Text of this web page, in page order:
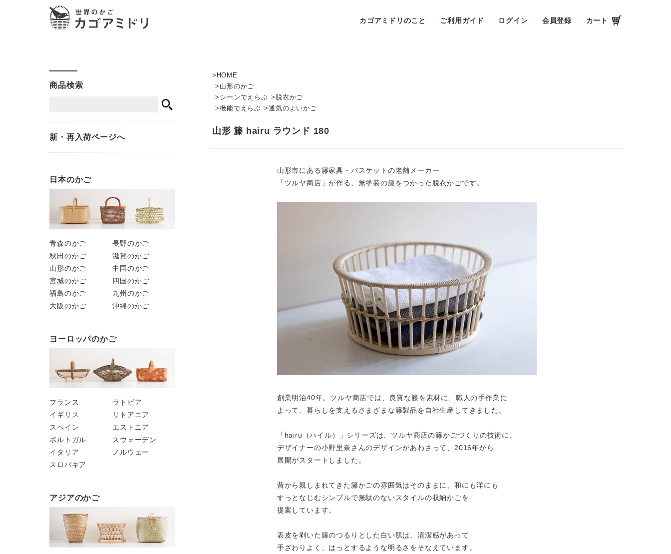
カゴアミドリのこと ご利用ガイド ログイン 会員登録 カート
HOME
山形のかご
シーンでえらぶ
脱衣かご
機能でえらぶ
通気のよいかご
山形 籐 hairu ラウンド 180
山形市にある籐家具・バスケットの老舗メーカー
「ツルヤ商店」が作る、無塗装の籐をつかった脱衣かごです。
創業明治40年。ツルヤ商店では、良質な籐を素材に、職人の手作業に
よって、暮らしを支えるさまざまな籐製品を自社生産してきました。
「hairu（ハイル）」シリーズは、ツルヤ商店の籐かごづくりの技術に、
デザイナーの小野里奈さんのデザインがあわさって、2016年から
展開がスタートしました。
昔から親しまれてきた籐かごの雰囲気はそのままに、和にも洋にも
すっとなじむシンプルで無駄のないスタイルの収納かごを
提案しています。
表皮を剥いた籐のつるりとした白い肌は、清潔感があって
手ざわりよく、はっとするような明るさをそなえています。
商品検索
新・再入荷ページへ
日本のかご
青森のかご
長野のかご
秋田のかご
滋賀のかご
山形のかご
中国のかご
宮城のかご
四国のかご
福島のかご
九州のかご
大阪のかご
沖縄のかご
ヨーロッパのかご
フランス
ラトビア
イギリス
リトアニア
スペイン
エストニア
ポルトガル
スウェーデン
イタリア
ノルウェー
スロバキア
アジアのかご